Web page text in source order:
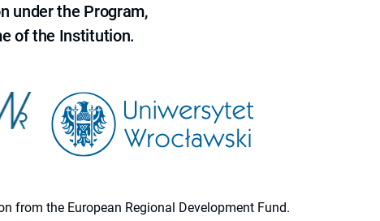
under the Program,
of the Institution.
from the European Regional Development Fund.